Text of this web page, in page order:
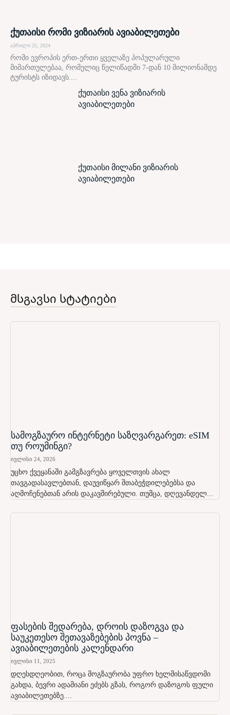
ქუთაისი რომი ვიზიარის ავიაბილეთები
აპრილი 25, 2024
რომი ევროპის ერთ-ერთი ყველაზე პოპულარული
მიმართულებაა, რომელიც წელიწადში 7-დან 10 მილიონამდე
ტურისტს იზიდავს....
ქუთაისი ვენა ვიზიარის
ავიაბილეთები
ქუთაისი მილანი ვიზიარის
ავიაბილეთები
მსგავსი სტატიები
სამოგზაურო ინტერნეტი საზღვარგარეთ: eSIM
თუ როუმინგი?
ივლისი 24, 2026
უცხო ქვეყანაში გამგზავრება ყოველთვის ახალ
თავგადასავლებთან, დაუვიწყარ შთაბეჭდილებებსა და
აღმოჩენებთან არის დაკავშირებული. თუმცა, დღევანდელ...
ფასების შედარება, დროის დაზოგვა და
საუკეთესო შეთავაზებების პოვნა –
ავიაბილეთების კალენდარი
ივლისი 11, 2025
დღესდღეობით, როცა მოგზაურობა უფრო ხელმისაწვდომი
გახდა, ბევრი ადამიანი ეძებს გზას, როგორ დაზოგოს ფული
ავიაბილეთებზე....